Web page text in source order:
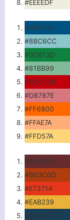
#EEEEDF
#005381
#8BC6CC
#0D813D
#81BB99
#C0000B
#D8787E
#FF6800
#FFAE7A
#FFD57A
#662B2D
#B03C0D
#E7371A
#EAB239
#193D55